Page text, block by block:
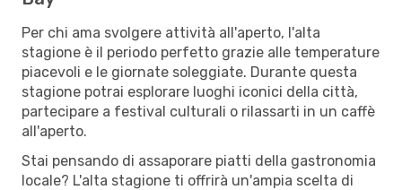
Per chi ama svolgere attività all'aperto, l'alta
stagione è il periodo perfetto grazie alle temperature
piacevoli e le giornate soleggiate. Durante questa
stagione potrai esplorare luoghi iconici della città,
partecipare a festival culturali o rilassarti in un caffè
all'aperto.
Stai pensando di assaporare piatti della gastronomia
locale? L'alta stagione ti offrirà un'ampia scelta di